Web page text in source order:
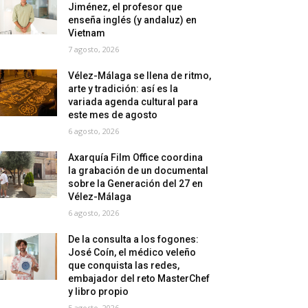
Jiménez, el profesor que
enseña inglés (y andaluz) en
Vietnam
7 agosto, 2026
Vélez-Málaga se llena de ritmo,
arte y tradición: así es la
variada agenda cultural para
este mes de agosto
6 agosto, 2026
Axarquía Film Office coordina
la grabación de un documental
sobre la Generación del 27 en
Vélez-Málaga
6 agosto, 2026
De la consulta a los fogones:
José Coín, el médico veleño
que conquista las redes,
embajador del reto MasterChef
y libro propio